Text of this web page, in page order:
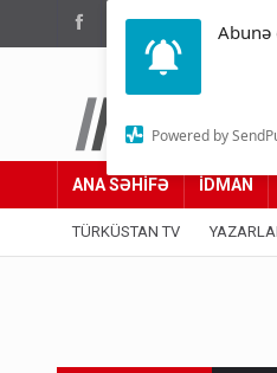
Abunə
Powered by
Adımız
ANA SƏHİFƏ İDMAN
TÜRKÜSTAN TV